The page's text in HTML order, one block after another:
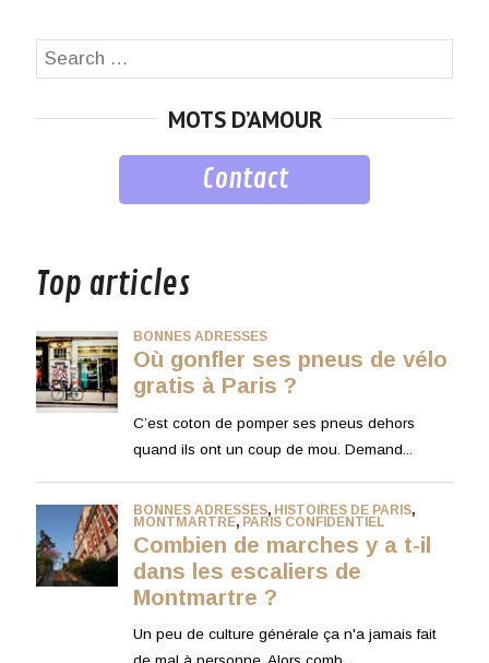
Search
MOTS D’AMOUR
Contact
Top articles